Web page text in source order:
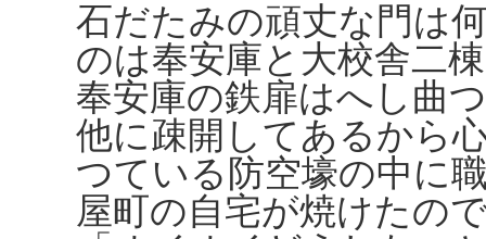
石だたみの頑丈な門は
のは奉安庫と大校舎二
奉安庫の鉄扉はへし曲
他に疎開してあるから
つている防空壕の中に
屋町の自宅が焼けたの